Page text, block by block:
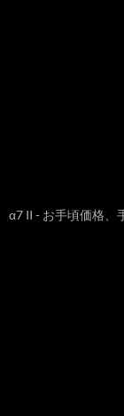
α7 II - お手頃価格、